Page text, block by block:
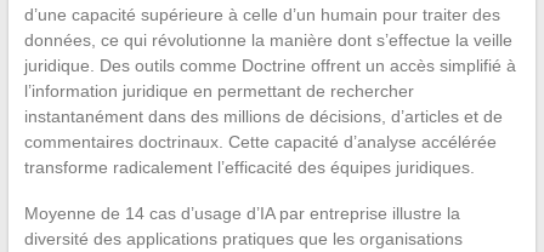
d’une capacité supérieure à celle d’un humain pour traiter des
données, ce qui révolutionne la manière dont s’effectue la veille
juridique. Des outils comme Doctrine offrent un accès simplifié à
l’information juridique en permettant de rechercher
instantanément dans des millions de décisions, d’articles et de
commentaires doctrinaux. Cette capacité d’analyse accélérée
transforme radicalement l’efficacité des équipes juridiques.
Moyenne de 14 cas d’usage d’IA par entreprise illustre la
diversité des applications pratiques que les organisations